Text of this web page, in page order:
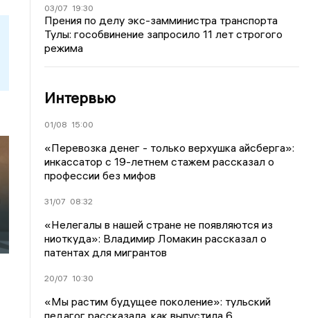
03/07 19:30
Прения по делу экс-замминистра транспорта
Тулы: гособвинение запросило 11 лет строгого
режима
Интервью
01/08 15:00
«Перевозка денег - только верхушка айсберга»:
инкассатор с 19-летнем стажем рассказал о
профессии без мифов
31/07 08:32
«Нелегалы в нашей стране не появляются из
ниоткуда»: Владимир Ломакин рассказал о
патентах для мигрантов
20/07 10:30
«Мы растим будущее поколение»: тульский
педагог рассказала, как выпустила 6